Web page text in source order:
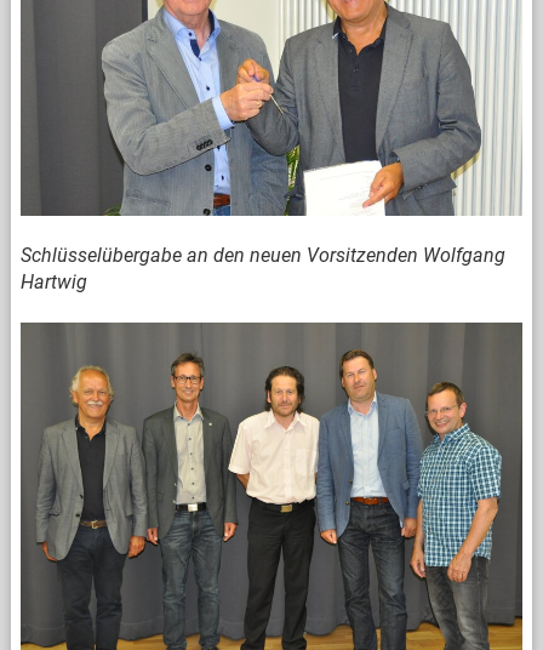
Schlüsselübergabe an den neuen Vorsitzenden Wolfgang
Hartwig